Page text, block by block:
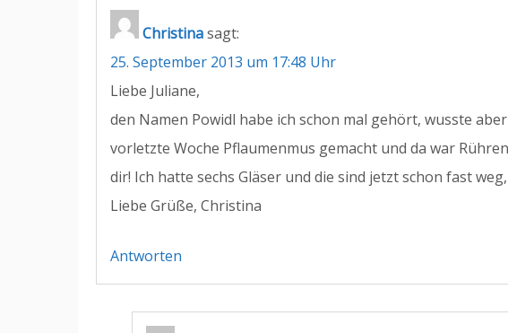
Christinasagt:
25. September 2013 um 17:48 Uhr
Liebe Juliane,
den Namen Powidl habe ich schon mal gehört, wusste
vorletzte Woche Pflaumenmus gemacht und da war
dir! Ich hatte sechs Gläser und die sind jetzt schon fast
Liebe Grüße, Christina
Antworten